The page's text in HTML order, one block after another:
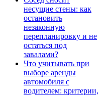
несущие стены: как
остановить
незаконную
перепланировку и не
остаться под
завалами?
Что учитывать при
выборе аренды
автомобиля с
водителем: критерии,